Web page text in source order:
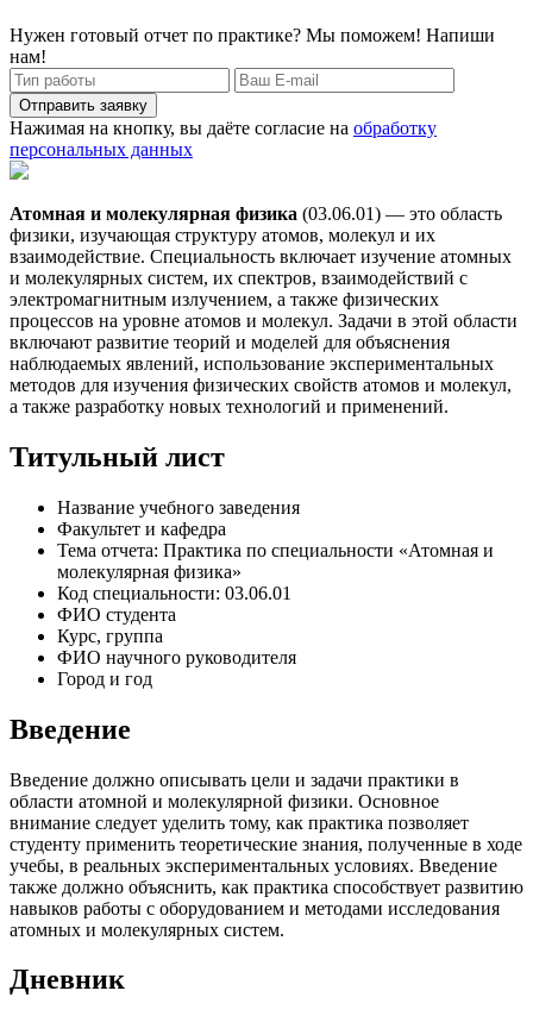
Нужен готовый отчет по практике? Мы поможем! Напиши
нам!
Отправить заявку
Нажимая на кнопку, вы даёте согласие на обработку
персональных данных
Атомная и молекулярная физика (03.06.01) — это область
физики, изучающая структуру атомов, молекул и их
взаимодействие. Специальность включает изучение атомных
и молекулярных систем, их спектров, взаимодействий с
электромагнитным излучением, а также физических
процессов на уровне атомов и молекул. Задачи в этой области
включают развитие теорий и моделей для объяснения
наблюдаемых явлений, использование экспериментальных
методов для изучения физических свойств атомов и молекул,
а также разработку новых технологий и применений.
Титульный лист
Название учебного заведения
Факультет и кафедра
Тема отчета: Практика по специальности «Атомная и
молекулярная физика»
Код специальности: 03.06.01
ФИО студента
Курс, группа
ФИО научного руководителя
Город и год
Введение
Введение должно описывать цели и задачи практики в
области атомной и молекулярной физики. Основное
внимание следует уделить тому, как практика позволяет
студенту применить теоретические знания, полученные в ходе
учебы, в реальных экспериментальных условиях. Введение
также должно объяснить, как практика способствует развитию
навыков работы с оборудованием и методами исследования
атомных и молекулярных систем.
Дневник